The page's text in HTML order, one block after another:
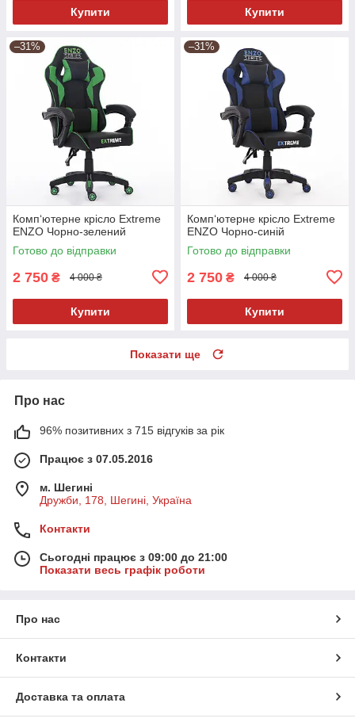
Купити Купити
–31%
Комп‘ютерне крісло Extreme
ENZO Чорно-зелений
Готово до відправки
2 750 ₴ 4 000 ₴
Купити
–31%
Комп‘ютерне крісло Extreme
ENZO Чорно-синій
Готово до відправки
2 750 ₴ 4 000 ₴
Купити
Показати ще
Про нас
96% позитивних з 715 відгуків за рік
Працює з 07.05.2016
м. Шегині
Дружби, 178, Шегині, Україна
Контакти
Сьогодні працює з 09:00 до 21:00
Показати весь графік роботи
Про нас
Контакти
Доставка та оплата